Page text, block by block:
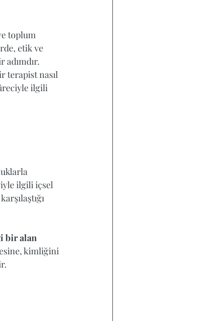
toplum
etik ve
adımdır.
terapist nasıl
ilgili
ilgili içsel
bir alan
kimliğini